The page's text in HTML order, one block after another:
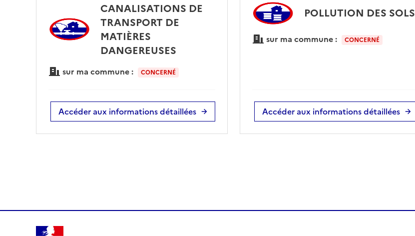
CANALISATIONS DE
TRANSPORT DE
MATIÈRES
DANGEREUSES
sur ma commune : CONCERNÉ
Accéder aux informations détaillées
POLLUTION DES SOLS
sur ma commune : CONCERNÉ
Accéder aux informations détaillées